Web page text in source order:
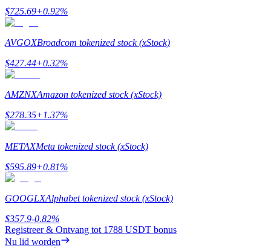
BTC Welcome Rewards
$725.69+0.92%
AVGOXBroadcom tokenized stock (xStock)
$427.44+0.32%
AMZNXAmazon tokenized stock (xStock)
$278.35+1.37%
METAXMeta tokenized stock (xStock)
$595.89+0.81%
GOOGLXAlphabet tokenized stock (xStock)
$357.9-0.82%
Registreer & Ontvang tot 1788 USDT bonus
Nu lid worden